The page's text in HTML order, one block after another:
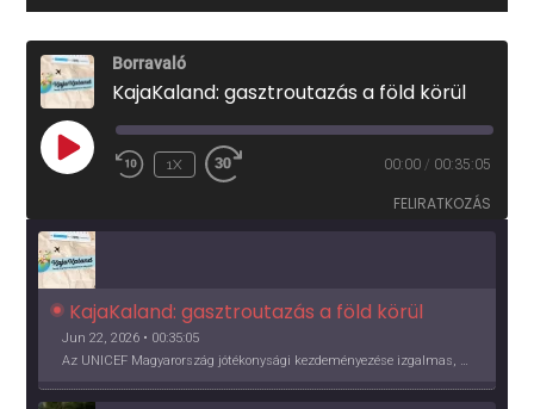
Borravaló
KajaKaland: gasztroutazás a föld körül
PLAY
EPISODE
1X 00:00 / 00:35:05
FELIRATKOZÁS
KajaKaland: gasztroutazás a föld körül
Jun 22, 2026 • 00:35:05
Az UNICEF Magyarország jótékonysági kezdeményezése izgalmas, egész éves világkörüli ízutazásra hív, igazi családi program és gasztroedukáció, illetve segítség a rászorulóknak is egyben.